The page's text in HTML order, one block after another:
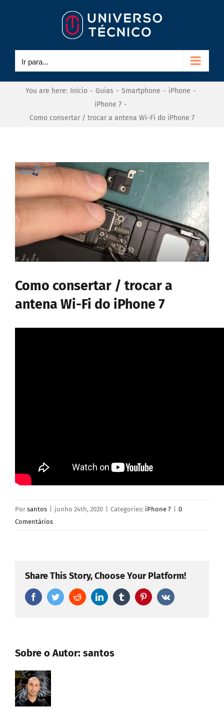
conteúdo
Ir para...
You are here: Início - Guias - Smartphone - iPhone -
iPhone 7 -
Como consertar / trocar a antena Wi-Fi do iPhone 7
View
Larger
Image
Como consertar / trocar a
antena Wi-Fi do iPhone 7
Por santos junho 24th, 2020 Categories: iPhone 7
0
Comentários
Share This Story, Choose Your Platform!
FacebookTwitterRedditLinkedInTumblr Pinterest
Vk
Sobre o Autor: santos